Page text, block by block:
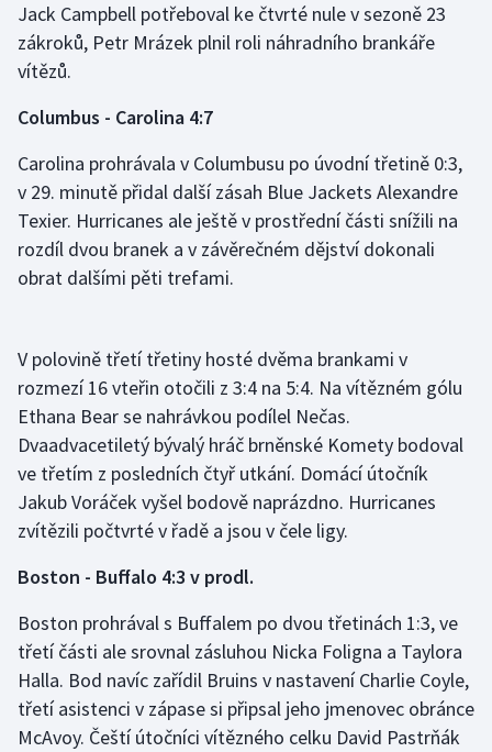
Jack Campbell potřeboval ke čtvrté nule v sezoně 23
zákroků, Petr Mrázek plnil roli náhradního brankáře
vítězů.
Columbus - Carolina 4:7
Carolina prohrávala v Columbusu po úvodní třetině 0:3,
v 29. minutě přidal další zásah Blue Jackets Alexandre
Texier. Hurricanes ale ještě v prostřední části snížili na
rozdíl dvou branek a v závěrečném dějství dokonali
obrat dalšími pěti trefami.
V polovině třetí třetiny hosté dvěma brankami v
rozmezí 16 vteřin otočili z 3:4 na 5:4. Na vítězném gólu
Ethana Bear se nahrávkou podílel Nečas.
Dvaadvacetiletý bývalý hráč brněnské Komety bodoval
ve třetím z posledních čtyř utkání. Domácí útočník
Jakub Voráček vyšel bodově naprázdno. Hurricanes
zvítězili počtvrté v řadě a jsou v čele ligy.
Boston - Buffalo 4:3 v prodl.
Boston prohrával s Buffalem po dvou třetinách 1:3, ve
třetí části ale srovnal zásluhou Nicka Foligna a Taylora
Halla. Bod navíc zařídil Bruins v nastavení Charlie Coyle,
třetí asistenci v zápase si připsal jeho jmenovec obránce
McAvoy. Čeští útočníci vítězného celku David Pastrňák